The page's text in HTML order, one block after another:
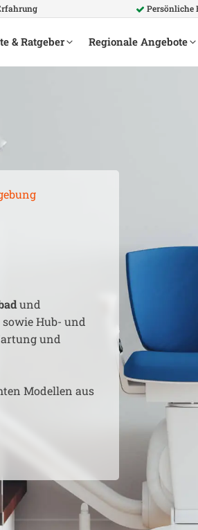
Persönliche
& Ratgeber Regionale Angebote
und
Hub- und
und
Modellen aus